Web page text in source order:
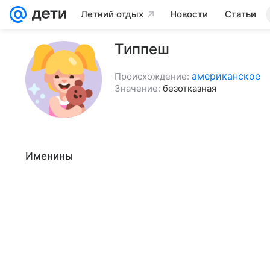
Летний отдых Новости Статьи
Типпеш
Происхождение: американское
Значение: безотказная
Именины